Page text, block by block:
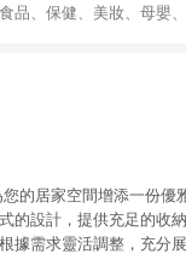
、保健、美妝、母嬰、
的居家空間增添一份優
的設計，提供充足的收
據需求靈活調整，充分